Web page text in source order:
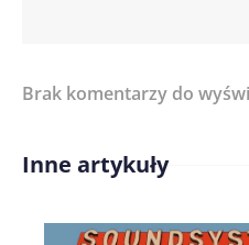
Brak komentarzy do
Inne artykuły